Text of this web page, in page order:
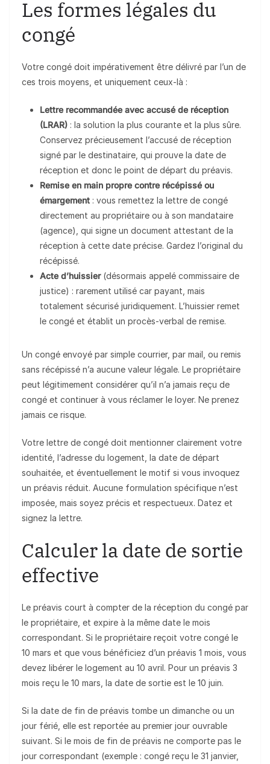
Les formes légales du
congé
Votre congé doit impérativement être délivré par l’un de
ces trois moyens, et uniquement ceux-là :
Lettre recommandée avec accusé de réception
(LRAR) : la solution la plus courante et la plus sûre.
Conservez précieusement l’accusé de réception
signé par le destinataire, qui prouve la date de
réception et donc le point de départ du préavis.
Remise en main propre contre récépissé ou
émargement : vous remettez la lettre de congé
directement au propriétaire ou à son mandataire
(agence), qui signe un document attestant de la
réception à cette date précise. Gardez l’original du
récépissé.
Acte d’huissier(désormais appelé commissaire de
justice) : rarement utilisé car payant, mais
totalement sécurisé juridiquement. L’huissier remet
le congé et établit un procès-verbal de remise.
Un congé envoyé par simple courrier, par mail, ou remis
sans récépissé n’a aucune valeur légale. Le propriétaire
peut légitimement considérer qu’il n’a jamais reçu de
congé et continuer à vous réclamer le loyer. Ne prenez
jamais ce risque.
Votre lettre de congé doit mentionner clairement votre
identité, l’adresse du logement, la date de départ
souhaitée, et éventuellement le motif si vous invoquez
un préavis réduit. Aucune formulation spécifique n’est
imposée, mais soyez précis et respectueux. Datez et
signez la lettre.
Calculer la date de sortie
effective
Le préavis court à compter de la réception du congé par
le propriétaire, et expire à la même date le mois
correspondant. Si le propriétaire reçoit votre congé le
10 mars et que vous bénéficiez d’un préavis 1 mois, vous
devez libérer le logement au 10 avril. Pour un préavis 3
mois reçu le 10 mars, la date de sortie est le 10 juin.
Si la date de fin de préavis tombe un dimanche ou un
jour férié, elle est reportée au premier jour ouvrable
suivant. Si le mois de fin de préavis ne comporte pas le
jour correspondant (exemple : congé reçu le 31 janvier,